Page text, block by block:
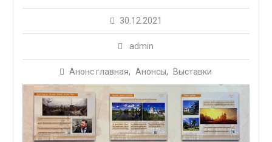
30.12.2021
admin
Анонс главная, Анонсы, Выставки